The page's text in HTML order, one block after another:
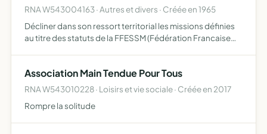
RNA W543004163 · Autres et divers · Créée en 1965
Décliner dans son ressort territorial les missions définies
au titre des statuts de la FFESSM (Fédération Francaise
Association Main Tendue Pour Tous
RNA W543010228 · Loisirs et vie sociale · Créée en 2017
Rompre la solitude